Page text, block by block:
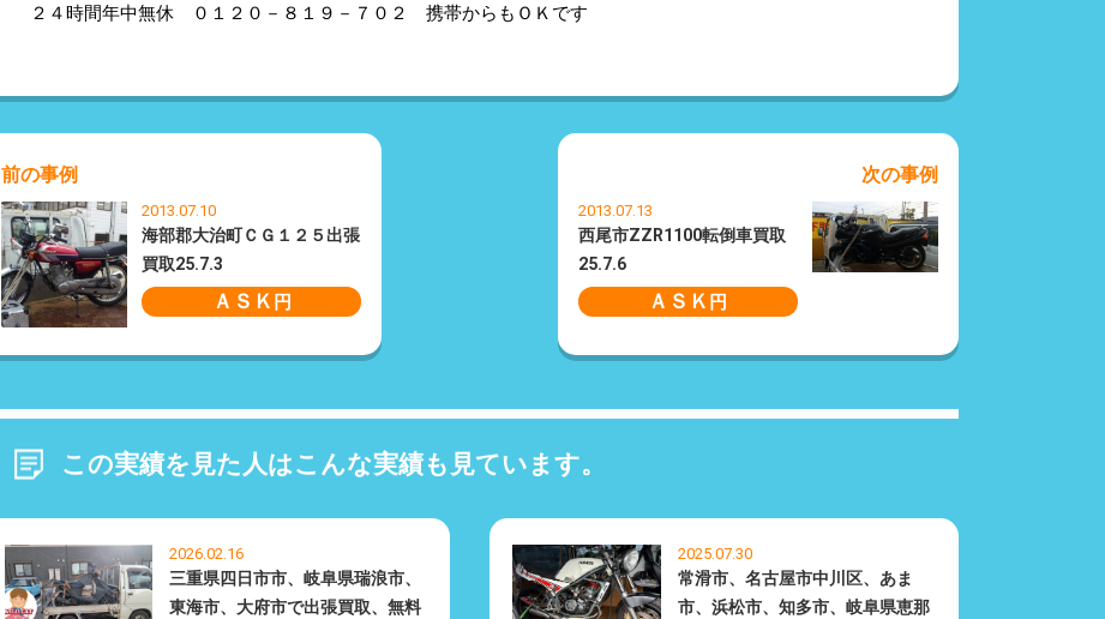
２４時間年中無休 ０１２０－８１９－７０２ 携帯からもＯＫです
前の事例
2013.07.10
海部郡大治町ＣＧ１２５出張
買取25.7.3
ＡＳＫ 円
次の事例
2013.07.13
西尾市ZZR1100転倒車買取
25.7.6
ＡＳＫ 円
この実績を見た人はこんな実績も見ています。
2026.02.16
三重県四日市市、岐阜県瑞浪市、
東海市、大府市で出張買取、無料
2025.07.30
常滑市、名古屋市中川区、あま
市、浜松市、知多市、岐阜県恵那